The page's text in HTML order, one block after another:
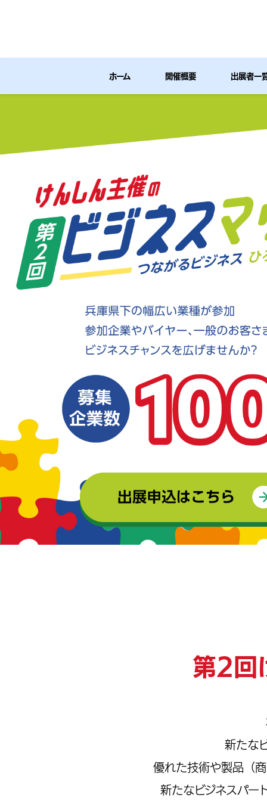
ホーム 開催概要 出展者一
第2回
新たな
優れた技術や製品（
新たなビジネスパー